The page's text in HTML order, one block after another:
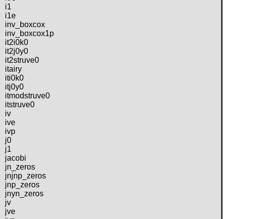
i1
i1e
inv_boxcox
inv_boxcox1p
it2i0k0
it2j0y0
it2struve0
itairy
iti0k0
itj0y0
itmodstruve0
itstruve0
iv
ive
ivp
j0
j1
jacobi
jn_zeros
jnjnp_zeros
jnp_zeros
jnyn_zeros
jv
jve